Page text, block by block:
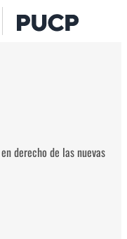
derecho de las nuevas